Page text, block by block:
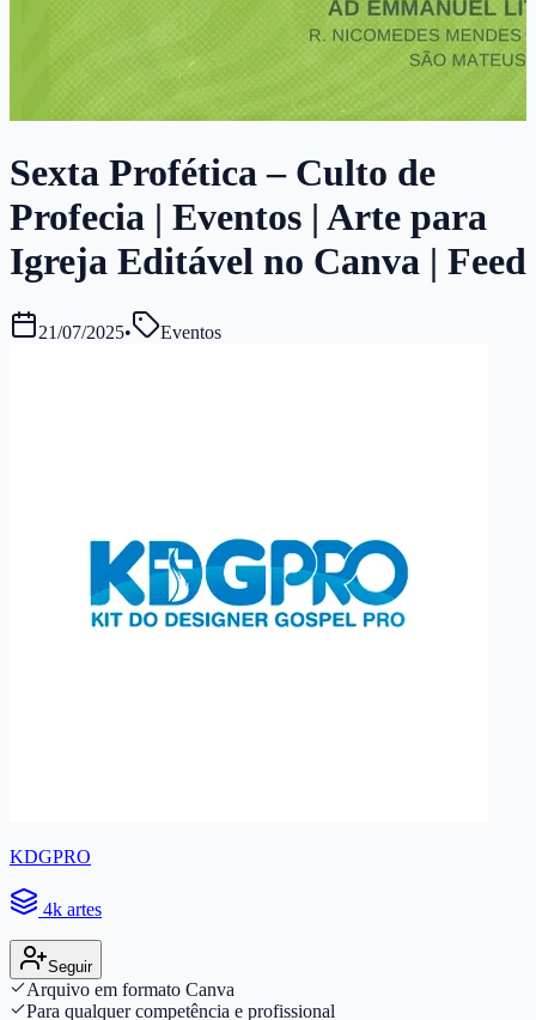
Sexta Profética – Culto de
Profecia | Eventos | Arte para
Igreja Editável no Canva | Feed
21/07/2025• Eventos
KDGPRO
4k artes
Seguir
Arquivo em formato Canva
Para qualquer competência e profissional